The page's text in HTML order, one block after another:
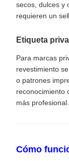
secos, dulces y
requieren un
Etiqueta
Para marcas
revestimiento
o patrones
reconocimiento
más profesional.
Cómo